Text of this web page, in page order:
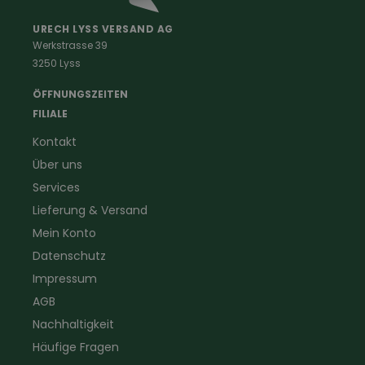
Schreinerbekleidung
Handwerker
Landwirtschaft
Kaminfeger
Gartenbau
Sanitär
Elektriker- und Installateur
Logistikbekleidung
URECH LYSS VERSAND AG
Werkstrasse 39
3250 Lyss
ÖFFNUNGSZEITEN
FILIALE
Kontakt
Über uns
Services
Lieferung & Versand
Mein Konto
Datenschutz
Impressum
AGB
Nachhaltigkeit
Häufige Fragen